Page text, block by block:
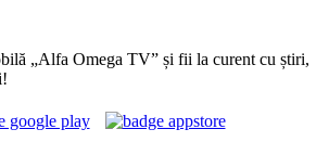
„Alfa Omega TV” și fii la curent cu știri,